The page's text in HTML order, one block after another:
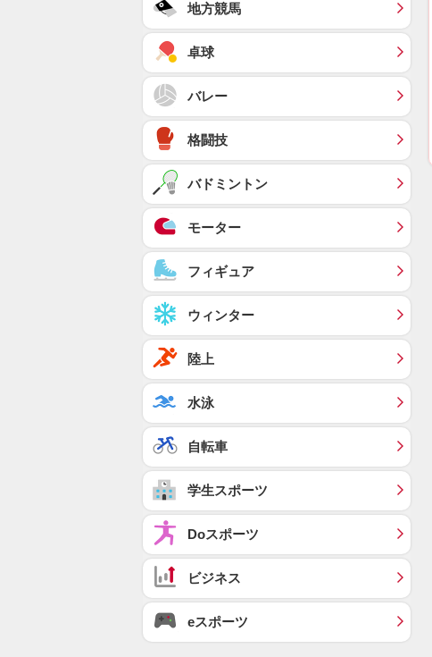
地方競馬
卓球
バレー
格闘技
バドミントン
モーター
フィギュア
ウィンター
陸上
水泳
自転車
学生スポーツ
Doスポーツ
ビジネス
eスポーツ